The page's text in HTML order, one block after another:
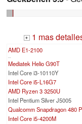
+ 1 mas
AMD E1-2100
...
Mediatek Helio G90T
Intel Core i3-10110Y
Intel Core i5-L16G7
AMD Ryzen 3 3250U
Intel Pentium Silver J5005
Qualcomm Snapdragon 480
Intel Core i5-4200M